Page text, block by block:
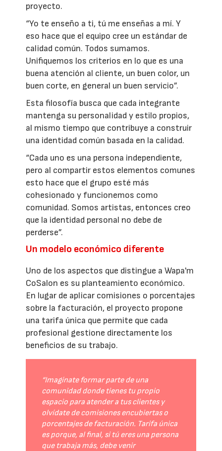
proyecto.
“Yo te enseño a ti, tú me enseñas a mí. Y
eso hace que el equipo cree un estándar de
calidad común. Todos sumamos.
Unifiquemos los criterios en lo que es una
buena atención al cliente, un buen color, un
buen corte, en general un buen servicio”.
Esta filosofía busca que cada integrante
mantenga su personalidad y estilo propios,
al mismo tiempo que contribuye a construir
una identidad común basada en la calidad.
“Cada uno es una persona independiente,
pero al compartir estos elementos comunes
esto hace que el grupo esté más
cohesionado y funcionemos como
comunidad. Somos artistas, entonces creo
que la identidad personal no debe de
perderse”.
Un modelo económico diferente
Uno de los aspectos que distingue a Wapa'm
CoSalon es su planteamiento económico.
En lugar de aplicar comisiones o porcentajes
sobre la facturación, el proyecto propone
una tarifa única que permite que cada
profesional gestione directamente los
beneficios de su trabajo.
“Imagínate formar parte de una
comunidad donde tienes tu propio
espacio para atender a tus clientes y
olvídate de comisiones encubiertas o
porcentajes de facturación. Tarifa única
es porque, al final, si tú eres una persona
que trabaja más, debe venir